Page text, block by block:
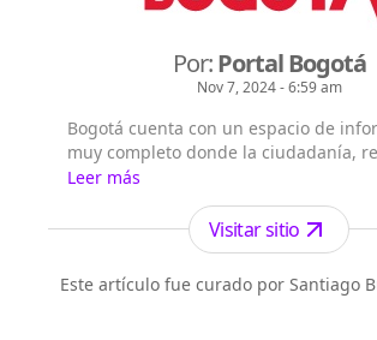
Por:Portal Bogotá
Nov 7, 2024 - 6:59 am
Bogotá cuenta con un espacio de
muy completo donde la ciudadanía,
extranjeros pueden consultar la
les interesa sobre Bogotá, su historia,
localidades, la gestión y principales
Administración Distrital.
Leer más
Visitar sitio
Este artículo fue curado por Santiago